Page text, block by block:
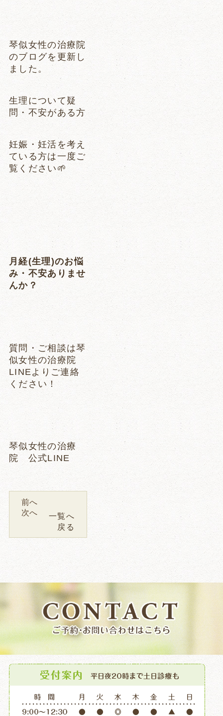
琴似女性の治療院
のブログを更新し
ました。
生理について疑
問・不安がある方
妊娠・妊活を考え
ている方は一度ご
覧ください🌱
月経(生理)のお悩
み・不安ありませ
んか？
質問・ご相談は琴
似女性の治療院
LINEよりご連絡
ください！
琴似女性の治療
院 公式LINE
前へ
次へ
一覧へ
戻る